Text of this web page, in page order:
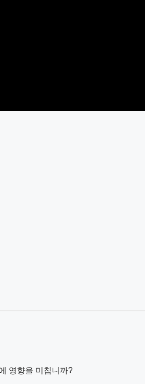
영향을 미칩니까?